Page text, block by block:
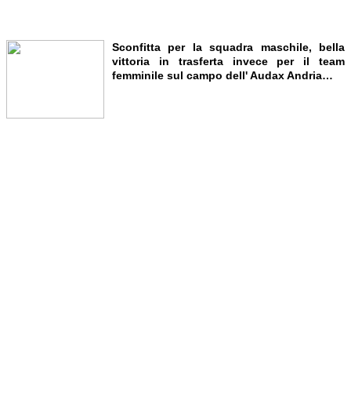
Sconfitta per la squadra maschile, bella
vittoria in trasferta invece per il team
femminile sul campo dell' Audax Andria…